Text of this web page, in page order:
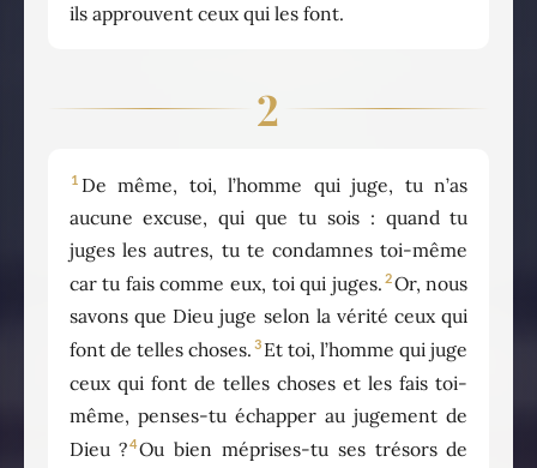
ils approuvent ceux qui les font.
2
1 De même, toi, l’homme qui juge, tu n’as
aucune excuse, qui que tu sois : quand tu
juges les autres, tu te condamnes toi-même
car tu fais comme eux, toi qui juges. 2Or, nous
savons que Dieu juge selon la vérité ceux qui
font de telles choses. 3 Et toi, l’homme qui juge
ceux qui font de telles choses et les fais toi-
même, penses-tu échapper au jugement de
Dieu ?4Ou bien méprises-tu ses trésors de